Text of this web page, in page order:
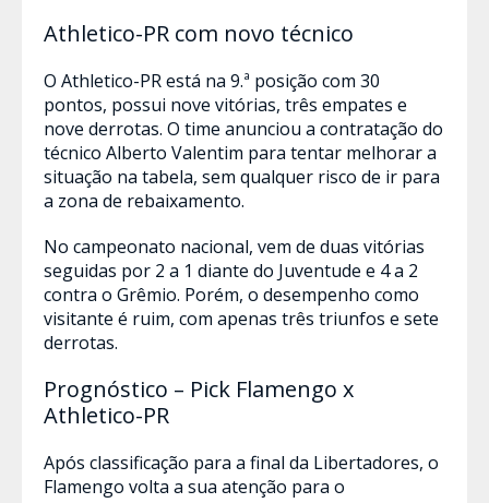
Athletico-PR com novo técnico
O Athletico-PR está na 9.ª posição com 30
pontos, possui nove vitórias, três empates e
nove derrotas. O time anunciou a contratação do
técnico Alberto Valentim para tentar melhorar a
situação na tabela, sem qualquer risco de ir para
a zona de rebaixamento.
No campeonato nacional, vem de duas vitórias
seguidas por 2 a 1 diante do Juventude e 4 a 2
contra o Grêmio. Porém, o desempenho como
visitante é ruim, com apenas três triunfos e sete
derrotas.
Prognóstico – Pick Flamengo x
Athletico-PR
Após classificação para a final da Libertadores, o
Flamengo volta a sua atenção para o